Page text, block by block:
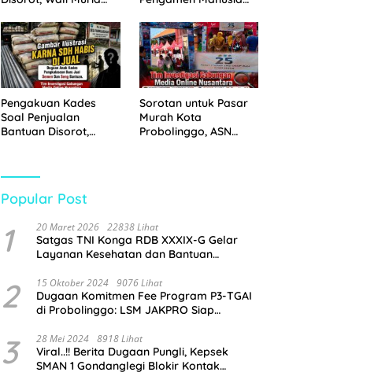
Rp1,6 Juta
Probolinggo Kota
Tangkap Dua Pelaku
Pengakuan Kades
Soal Penjualan
Bantuan Disorot,
Sorotan untuk Pasar
Murah Kota
Probolinggo, ASN
Popular Post
1 20 Maret 2026 22838 Lihat
Satgas TNI Konga RDB XXXIX-G Gelar
Layanan Kesehatan dan Bantuan
2 15 Oktober 2024 9076 Lihat
Dugaan Komitmen Fee Program P3-TGAI
di Probolinggo: LSM JAKPRO Siap
3 28 Mei 2024 8918 Lihat
Viral..!! Berita Dugaan Pungli, Kepsek
SMAN 1 Gondanglegi Blokir Kontak